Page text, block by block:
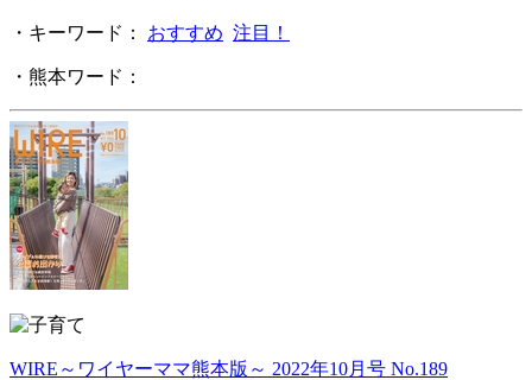
・キーワード： おすすめ 注目！
・熊本ワード：
WIRE～ワイヤーママ熊本版～ 2022年10月号 No.189